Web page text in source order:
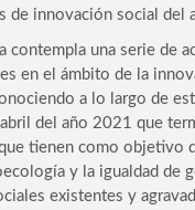
de innovación social del
contempla una serie de
en el ámbito de la
a lo largo de
del año 2021 que
tienen como objetivo
y la igualdad de
existentes y